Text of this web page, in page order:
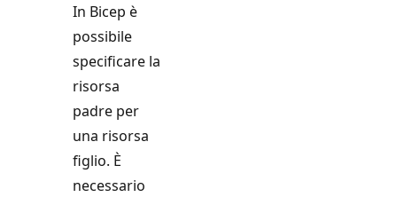
In Bicep è
possibile
specificare la
risorsa
padre per
una risorsa
figlio. È
necessario